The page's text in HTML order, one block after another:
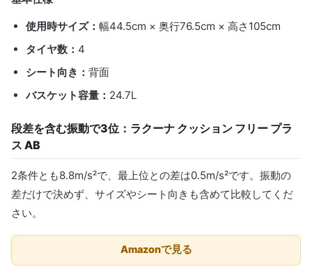
使用時サイズ： 幅44.5cm × 奥行76.5cm × 高さ105cm
タイヤ数： 4
シート向き： 背面
バスケット容量： 24.7L
段差を含む振動で3位：ラクーナ クッション フリー プラ
ス AB
2条件とも8.8m/s²で、最上位との差は0.5m/s²です。振動の
差だけで決めず、サイズやシート向きも含めて比較してくだ
さい。
Amazonで見る